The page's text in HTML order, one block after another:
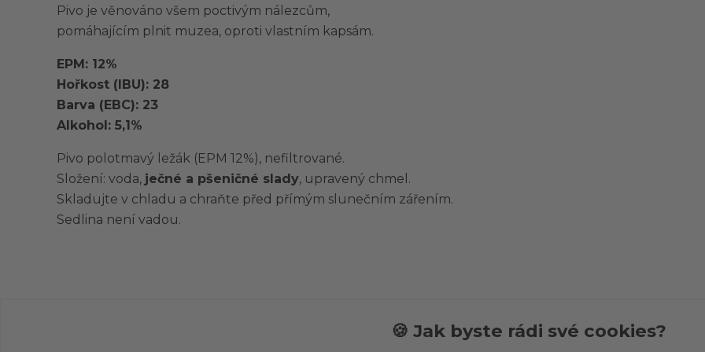
Pivo je věnováno všem poctivým nálezcům,
pomáhajícím plnit muzea, oproti vlastním kapsám.
EPM: 12%
Hořkost (IBU): 28
Barva (EBC): 23
Alkohol: 5,1%
Pivo polotmavý ležák (EPM 12%), nefiltrované.
Složení: voda, ječné a pšeničné slady, upravený chmel.
Skladujte v chladu a chraňte před přímým slunečním zářením.
Sedlina není vadou.
🍪 Jak byste rádi své cookies?